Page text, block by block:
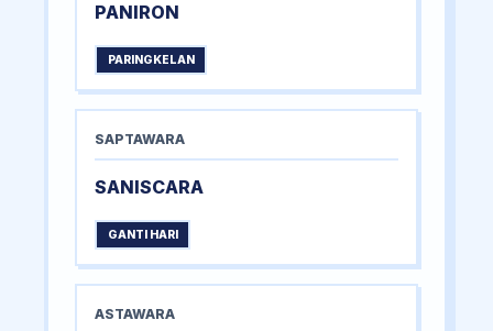
PANIRON
PARINGKELAN
SAPTAWARA
SANISCARA
GANTI HARI
ASTAWARA